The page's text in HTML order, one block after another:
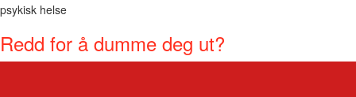
psykisk helse
Redd for å dumme deg ut?